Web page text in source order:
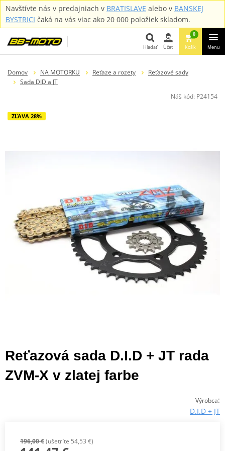
Navštívte nás v predajniach v BRATISLAVE alebo v BANSKEJ
BYSTRICI čaká na vás viac ako 20 000 položiek skladom.
Hľadať
Hľadať Účet
0
Košík Menu
Domov NA MOTORKU Reťaze a rozety
Reťazové sady
Sada DID a JT
Náš kód: P24154
ZĽAVA 28%
Reťazová sada D.I.D + JT rada
ZVM-X v zlatej farbe
Výrobca:
D.I.D + JT
196,00 €(ušetríte 54,53 €)